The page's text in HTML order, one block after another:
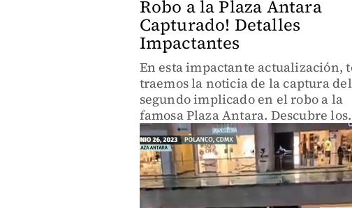
Robo a la Plaza Antara
Capturado! Detalles
Impactantes
En esta impactante actualización,
traemos la noticia de la captura del
segundo implicado en el robo a la
famosa Plaza Antara. Descubre los
detalles escalofriantes de este
que conmocionó a toda la ciudad.